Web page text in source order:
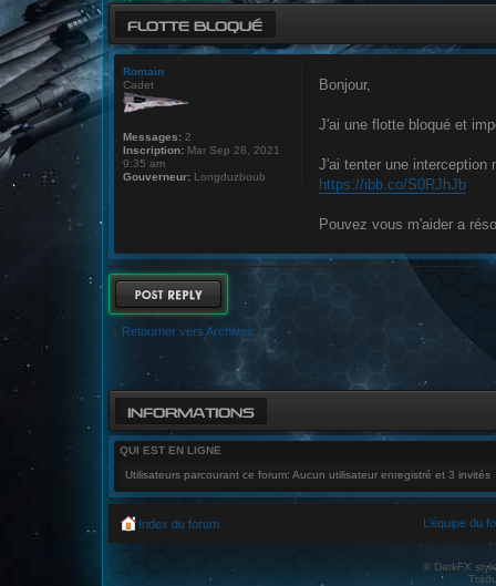
FLOTTE BLOQUÉ
Bonjour,
J'ai une flotte bloqué et
J'ai tenter une interception
https://ibb.co/S0RJhJb
Pouvez vous m'aider a
Romain
Cadet
Messages: 2
Inscription: Mar Sep 28, 2021
9:35 am
Gouverneur: Longduzboub
RÉPONDRE
Retourner vers Archives
INFORMATIONS
QUI EST EN LIGNE
Utilisateurs parcourant ce forum: Aucun utilisateur enregistré et 3 invités
Index du forum L’équipe du
© DarkFX